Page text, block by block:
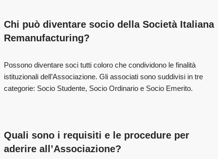
Chi può diventare socio della Società Italiana
Remanufacturing?
Possono diventare soci tutti coloro che condividono le finalità
istituzionali dell’Associazione. Gli associati sono suddivisi in tre
categorie: Socio Studente, Socio Ordinario e Socio Emerito.
Quali sono i requisiti e le procedure per
aderire all’Associazione?